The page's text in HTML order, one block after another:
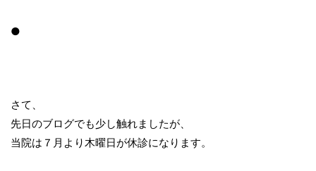
●
さて、
先日のブログでも少し触れましたが、
当院は７月より木曜日が休診になります。